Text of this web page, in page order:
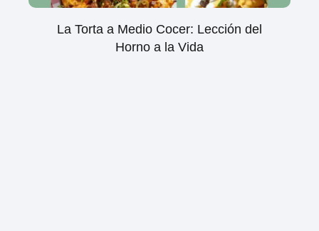
La Torta a Medio Cocer: Lección del
Horno a la Vida